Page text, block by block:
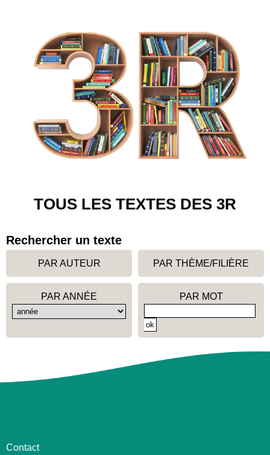
TOUS LES TEXTES DES 3R
Rechercher un texte
PAR AUTEUR PAR THÈME/FILIÈRE
PAR ANNÉE PAR MOT
Contact